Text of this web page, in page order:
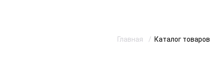
Главная Каталог товаров